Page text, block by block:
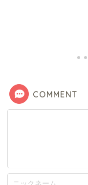
COMMENT